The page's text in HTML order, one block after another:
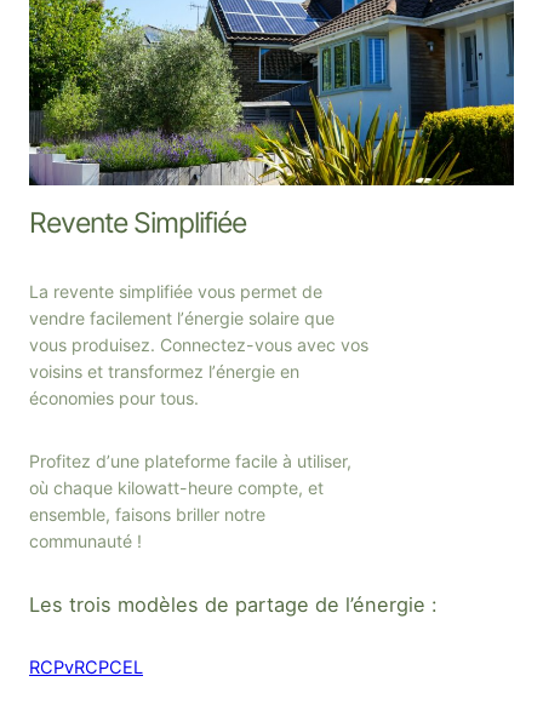
Revente Simplifiée
La revente simplifiée vous permet de
vendre facilement lʼénergie solaire que
vous produisez. Connectez-vous avec vos
voisins et transformez lʼénergie en
économies pour tous.
Profitez dʼune plateforme facile à utiliser,
où chaque kilowatt-heure compte, et
ensemble, faisons briller notre
communauté !
Les trois modèles de partage de l’énergie :
RCPvRCPCEL